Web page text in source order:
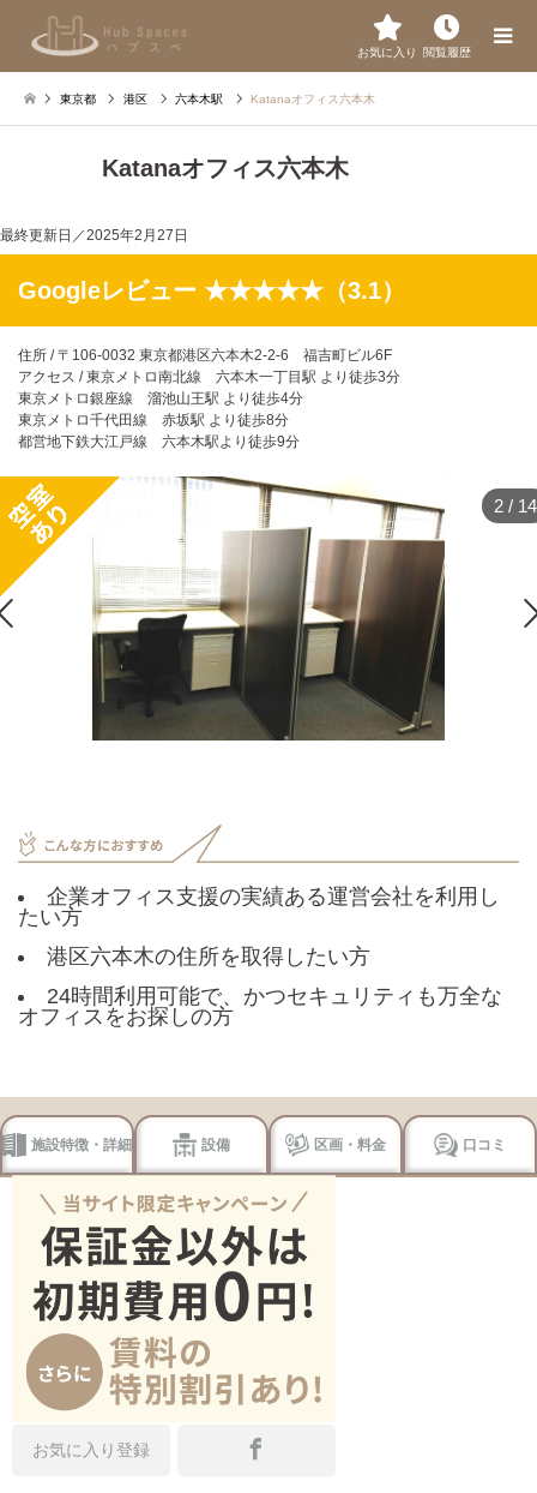
お気に入り 閲覧履歴
東京都 港区 六本木駅 Katanaオフィス六本木
Katanaオフィス六本木
最終更新日／2025年2月27日
Googleレビュー ★★★★★（3.1）
住所 / 〒106-0032 東京都港区六本木2-2-6 福吉町ビル6F
アクセス / 東京メトロ南北線 六本木一丁目駅 より徒歩3分
東京メトロ銀座線 溜池山王駅 より徒歩4分
東京メトロ千代田線 赤坂駅 より徒歩8分
都営地下鉄大江戸線 六本木駅より徒歩9分
2 / 14
企業オフィス支援の実績ある運営会社を利用し
たい方
港区六本木の住所を取得したい方
24時間利用可能で、かつセキュリティも万全な
オフィスをお探しの方
施設特徴・詳細 設備 区画・料金 口コミ
お気に入り登録